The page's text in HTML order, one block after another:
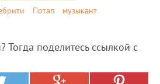
Потап музыкант
Тогда поделитесь ссылкой с